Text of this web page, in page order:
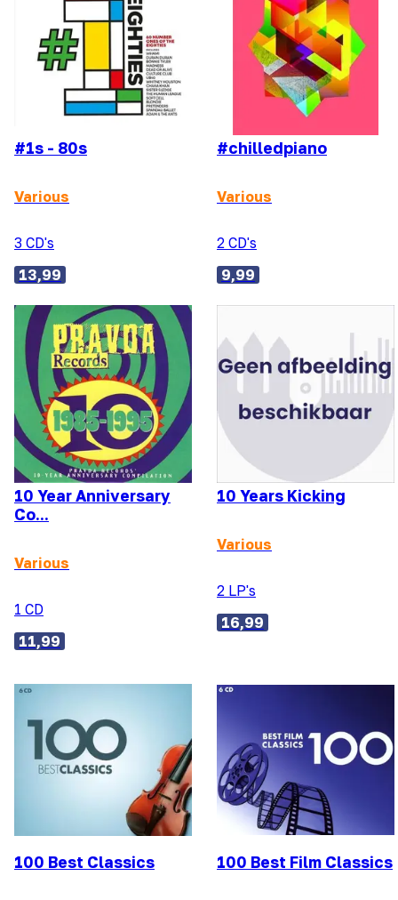
#1s - 80s
Various
3 CD's
13,99
#chilledpiano
Various
2 CD's
9,99
10 Year Anniversary
Co...
Various
1 CD
11,99
10 Years Kicking
Various
2 LP's
16,99
100 Best Classics 100 Best Film Classics